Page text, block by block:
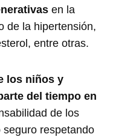
en la
de la hipertensión,
entre otras.
los niños y
del tiempo en
de los
respetando